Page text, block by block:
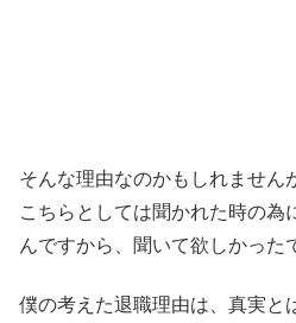
そんな理由なのかもしれません
こちらとしては聞かれた時の為
んですから、聞いて欲しかった
僕の考えた退職理由は、真実と